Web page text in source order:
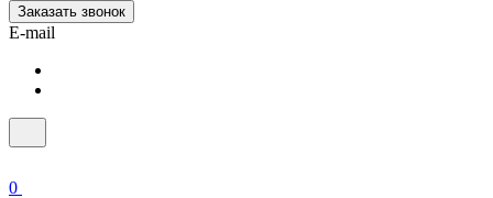
Заказать звонок
E-mail
0